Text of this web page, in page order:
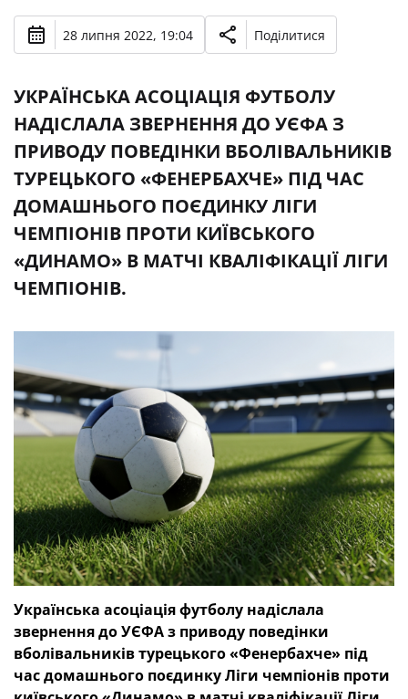
28 липня 2022, 19:04 Поділитися
УКРАЇНСЬКА АСОЦІАЦІЯ ФУТБОЛУ
НАДІСЛАЛА ЗВЕРНЕННЯ ДО УЄФА З
ПРИВОДУ ПОВЕДІНКИ ВБОЛІВАЛЬНИКІВ
ТУРЕЦЬКОГО «ФЕНЕРБАХЧЕ» ПІД ЧАС
ДОМАШНЬОГО ПОЄДИНКУ ЛІГИ
ЧЕМПІОНІВ ПРОТИ КИЇВСЬКОГО
«ДИНАМО» В МАТЧІ КВАЛІФІКАЦІЇ ЛІГИ
ЧЕМПІОНІВ.
Українська асоціація футболу надіслала
звернення до УЄФА з приводу поведінки
вболівальників турецького «Фенербахче» під
час домашнього поєдинку Ліги чемпіонів проти